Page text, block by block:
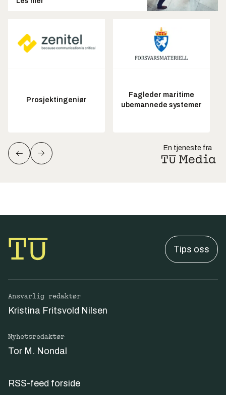
Prosjektingeniør
Fagleder maritime
ubemannede systemer
En tjeneste fra
Tips oss
Ansvarlig redaktør
Kristina Fritsvold Nilsen
Nyhetsredaktør
Tor M. Nondal
RSS-feed forside